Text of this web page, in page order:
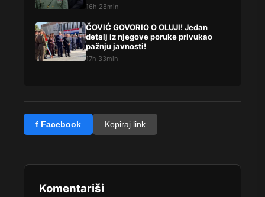
16h 28min
ČOVIĆ GOVORIO O OLUJI! Jedan
detalj iz njegove poruke privukao
pažnju javnosti!
17h 33min
f Facebook Kopiraj link
Komentariši